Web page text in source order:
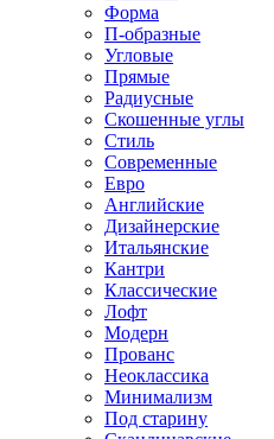
Форма
П-образные
Угловые
Прямые
Радиусные
Скошенные углы
Стиль
Современные
Евро
Английские
Дизайнерские
Итальянские
Кантри
Классические
Лофт
Модерн
Прованс
Неоклассика
Минимализм
Под старину